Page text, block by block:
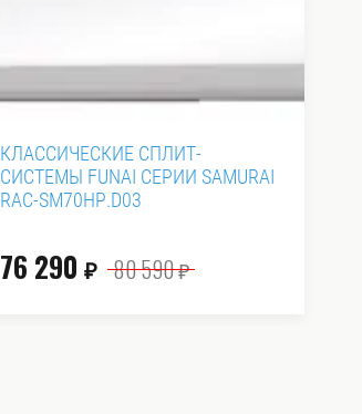
КЛАССИЧЕСКИЕ СПЛИТ-
СИСТЕМЫ FUNAI СЕРИИ SAMURAI
RAC-SM70HP.D03
76 290 ₽ 80 590 ₽